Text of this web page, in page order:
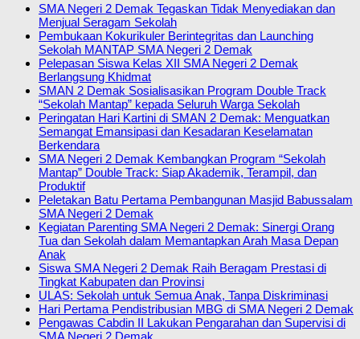
SMA Negeri 2 Demak Tegaskan Tidak Menyediakan dan
Menjual Seragam Sekolah
Pembukaan Kokurikuler Berintegritas dan Launching
Sekolah MANTAP SMA Negeri 2 Demak
Pelepasan Siswa Kelas XII SMA Negeri 2 Demak
Berlangsung Khidmat
SMAN 2 Demak Sosialisasikan Program Double Track
“Sekolah Mantap” kepada Seluruh Warga Sekolah
Peringatan Hari Kartini di SMAN 2 Demak: Menguatkan
Semangat Emansipasi dan Kesadaran Keselamatan
Berkendara
SMA Negeri 2 Demak Kembangkan Program “Sekolah
Mantap” Double Track: Siap Akademik, Terampil, dan
Produktif
Peletakan Batu Pertama Pembangunan Masjid Babussalam
SMA Negeri 2 Demak
Kegiatan Parenting SMA Negeri 2 Demak: Sinergi Orang
Tua dan Sekolah dalam Memantapkan Arah Masa Depan
Anak
Siswa SMA Negeri 2 Demak Raih Beragam Prestasi di
Tingkat Kabupaten dan Provinsi
ULAS: Sekolah untuk Semua Anak, Tanpa Diskriminasi
Hari Pertama Pendistribusian MBG di SMA Negeri 2 Demak
Pengawas Cabdin II Lakukan Pengarahan dan Supervisi di
SMA Negeri 2 Demak